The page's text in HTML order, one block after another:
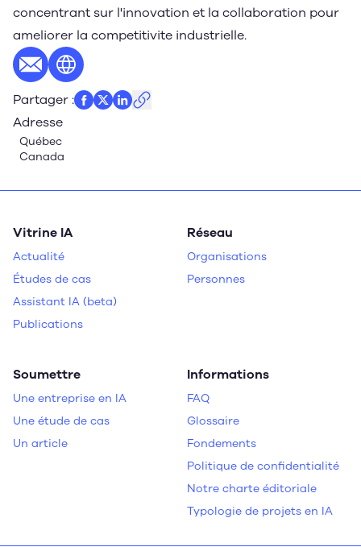
concentrant sur l'innovation et la collaboration pour
ameliorer la competitivite industrielle.
E-mailSite web
Partager :
Adresse
Québec
Canada
Vitrine IA
Actualité
Études de cas
Assistant IA (beta)
Publications
Réseau
Organisations
Personnes
Soumettre
Une entreprise en IA
Une étude de cas
Un article
Informations
FAQ
Glossaire
Fondements
Politique de confidentialité
Notre charte éditoriale
Typologie de projets en IA